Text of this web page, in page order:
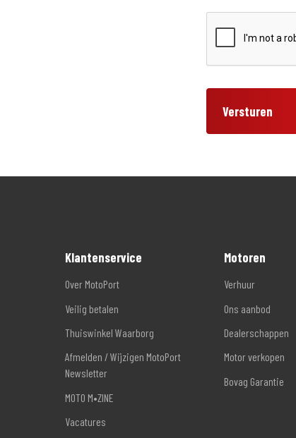
Versturen
Klantenservice
Over MotoPort
Veilig betalen
Thuiswinkel Waarborg
Afmelden / Wijzigen MotoPort
Newsletter
MOTO M•ZINE
Vacatures
Motoren
Verhuur
Ons aanbod
Dealerschappen
Motor verkopen
Bovag Garantie